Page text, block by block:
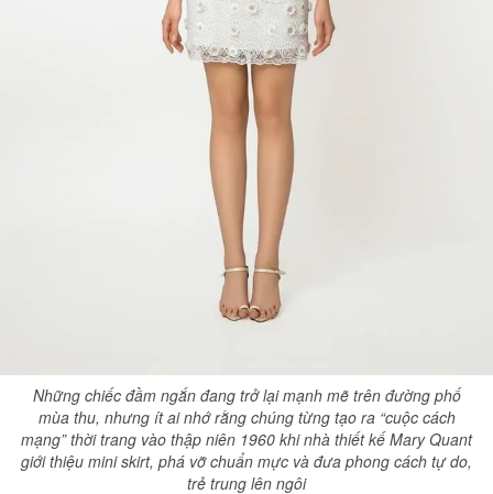
Những chiếc đầm ngắn đang trở lại mạnh mẽ trên đường phố
mùa thu, nhưng ít ai nhớ rằng chúng từng tạo ra “cuộc cách
mạng” thời trang vào thập niên 1960 khi nhà thiết kế Mary Quant
giới thiệu mini skirt, phá vỡ chuẩn mực và đưa phong cách tự do,
trẻ trung lên ngôi